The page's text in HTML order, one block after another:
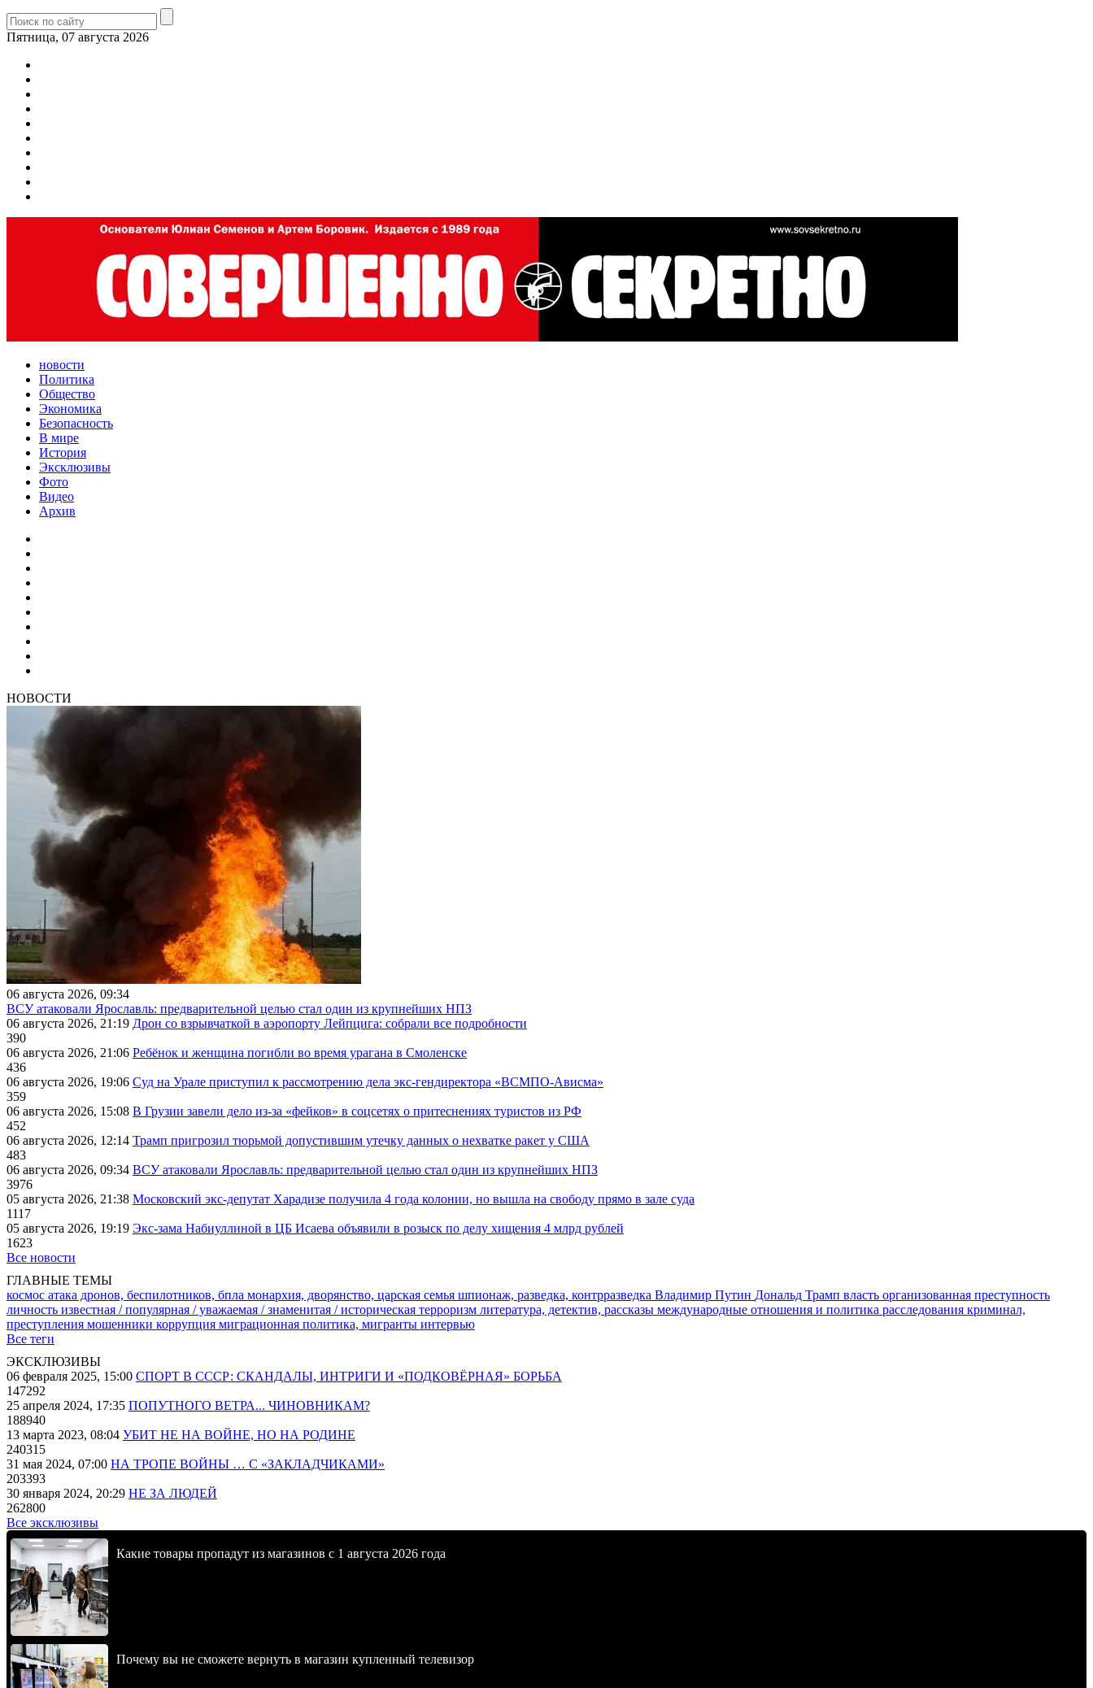
Пятница, 07 августа 2026
новости
Политика
Общество
Экономика
Безопасность
В мире
История
Эксклюзивы
Фото
Видео
Архив
НОВОСТИ
06 августа 2026, 09:34
ВСУ атаковали Ярославль: предварительной целью стал один из крупнейших НПЗ
06 августа 2026, 21:19 Дрон со взрывчаткой в аэропорту Лейпцига: собрали все подробности
390
06 августа 2026, 21:06 Ребёнок и женщина погибли во время урагана в Смоленске
436
06 августа 2026, 19:06 Суд на Урале приступил к рассмотрению дела экс-гендиректора «ВСМПО-Ависма»
359
06 августа 2026, 15:08 В Грузии завели дело из-за «фейков» в соцсетях о притеснениях туристов из РФ
452
06 августа 2026, 12:14 Трамп пригрозил тюрьмой допустившим утечку данных о нехватке ракет у США
483
06 августа 2026, 09:34 ВСУ атаковали Ярославль: предварительной целью стал один из крупнейших НПЗ
3976
05 августа 2026, 21:38 Московский экс-депутат Харадизе получила 4 года колонии, но вышла на свободу прямо в зале суда
1117
05 августа 2026, 19:19 Экс-зама Набиуллиной в ЦБ Исаева объявили в розыск по делу хищения 4 млрд рублей
1623
Все новости
ГЛАВНЫЕ ТЕМЫ
космос атака дронов, беспилотников, бпла монархия, дворянство, царская семья шпионаж, разведка, контрразведка Владимир Путин Дональд Трамп власть организованная преступность
личность известная / популярная / уважаемая / знаменитая / историческая терроризм литература, детектив, рассказы международные отношения и политика расследования криминал,
преступления мошенники коррупция миграционная политика, мигранты интервью
Все теги
ЭКСКЛЮЗИВЫ
06 февраля 2025, 15:00 СПОРТ В СССР: СКАНДАЛЫ, ИНТРИГИ И «ПОДКОВЁРНАЯ» БОРЬБА
147292
25 апреля 2024, 17:35 ПОПУТНОГО ВЕТРА... ЧИНОВНИКАМ?
188940
13 марта 2023, 08:04 УБИТ НЕ НА ВОЙНЕ, НО НА РОДИНЕ
240315
31 мая 2024, 07:00 НА ТРОПЕ ВОЙНЫ … С «ЗАКЛАДЧИКАМИ»
203393
30 января 2024, 20:29 НЕ ЗА ЛЮДЕЙ
262800
Все эксклюзивы
Какие товары пропадут из магазинов с 1 августа 2026 года
Почему вы не сможете вернуть в магазин купленный телевизор